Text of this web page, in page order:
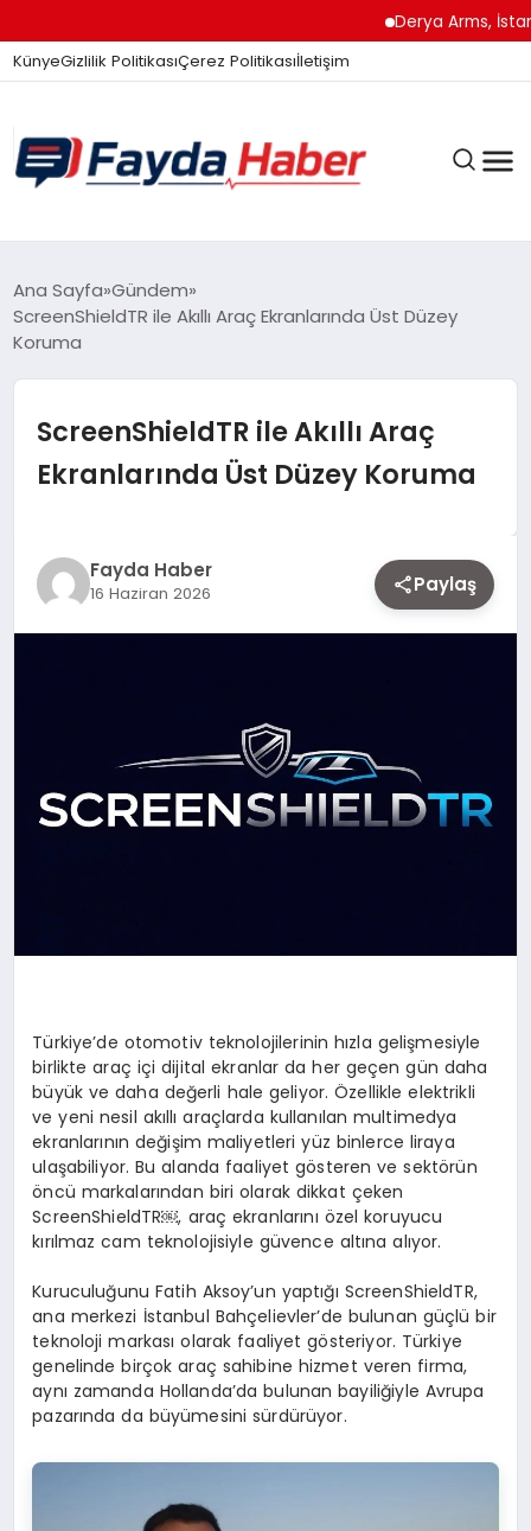
Derya Arms, İstanbul
KünyeGizlilik PolitikasıÇerez Politikasıİletişim
GÜNDEM
TEKNOLOJI
SIYASET
YAŞAM
EĞITIM
Ana Sayfa Gündem
ScreenShieldTR ile Akıllı Araç Ekranlarında Üst Düzey
Koruma
ScreenShieldTR ile Akıllı Araç
Ekranlarında Üst Düzey Koruma
Fayda Haber
16 Haziran 2026 Paylaş
Türkiye’de otomotiv teknolojilerinin hızla gelişmesiyle
birlikte araç içi dijital ekranlar da her geçen gün daha
büyük ve daha değerli hale geliyor. Özellikle elektrikli
ve yeni nesil akıllı araçlarda kullanılan multimedya
ekranlarının değişim maliyetleri yüz binlerce liraya
ulaşabiliyor. Bu alanda faaliyet gösteren ve sektörün
öncü markalarından biri olarak dikkat çeken
ScreenShieldTR⁠￼, araç ekranlarını özel koruyucu
kırılmaz cam teknolojisiyle güvence altına alıyor.
Kuruculuğunu Fatih Aksoy’un yaptığı ScreenShieldTR,
ana merkezi İstanbul Bahçelievler’de bulunan güçlü bir
teknoloji markası olarak faaliyet gösteriyor. Türkiye
genelinde birçok araç sahibine hizmet veren firma,
aynı zamanda Hollanda’da bulunan bayiliğiyle Avrupa
pazarında da büyümesini sürdürüyor.